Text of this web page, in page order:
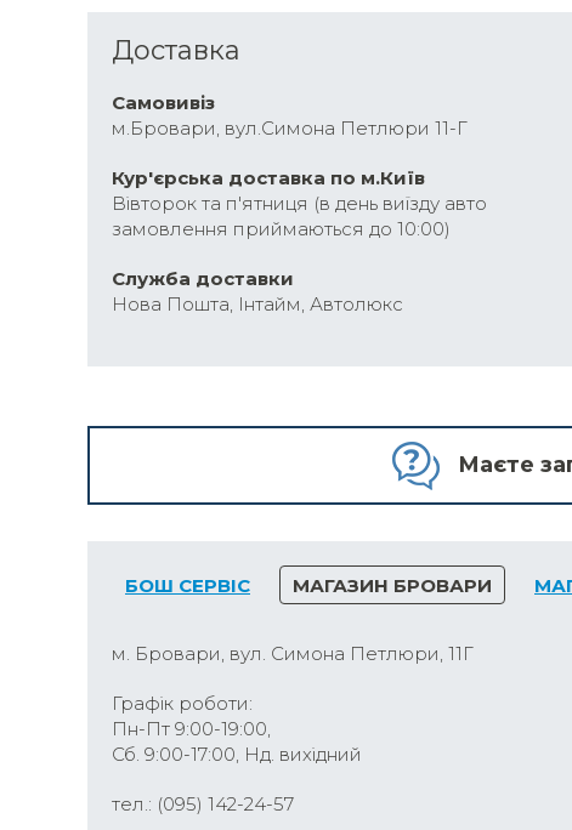
Доставка
Самовивіз
м.Бровари, вул.Симона Петлюри 11-Г
Кур'єрська доставка по м.Київ
Вівторок та п'ятниця (в день виїзду авто
замовлення приймаються до 10:00)
Cлужба доставки
Нова Пошта, Інтайм, Автолюкс
Маєте
БОШ СЕРВІС МАГАЗИН БРОВАРИ
м. Бровари, вул. Симона Петлюри, 11Г
Графік роботи:
Пн-Пт 9:00-19:00,
Сб. 9:00-17:00, Нд. вихідний
тел.: (095) 142-24-57